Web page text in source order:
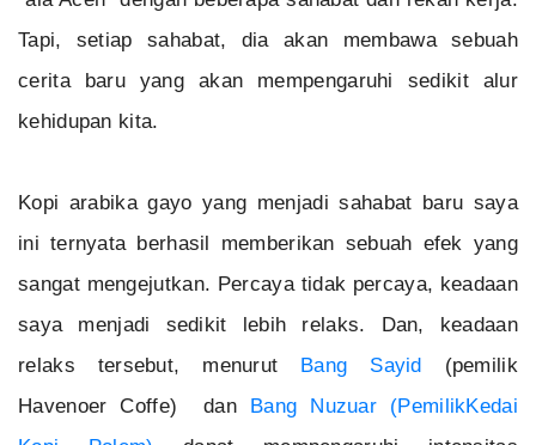
Tapi, setiap sahabat, dia akan membawa sebuah
cerita baru yang akan mempengaruhi sedikit alur
kehidupan kita.
Kopi arabika gayo yang menjadi sahabat baru saya
ini ternyata berhasil memberikan sebuah efek yang
sangat mengejutkan. Percaya tidak percaya, keadaan
saya menjadi sedikit lebih relaks. Dan, keadaan
relaks tersebut, menurut
Bang Sayid
(pemilik
Havenoer Coffe) dan
Bang Nuzuar (PemilikKedai